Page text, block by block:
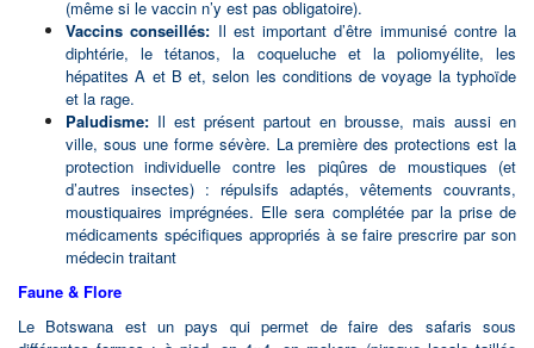
(même si le vaccin n’y est pas obligatoire).
Vaccins conseillés: Il est important d’être immunisé contre la
diphtérie, le tétanos, la coqueluche et la poliomyélite, les
hépatites A et B et, selon les conditions de voyage la typhoïde
et la rage.
Paludisme: Il est présent partout en brousse, mais aussi en
ville, sous une forme sévère. La première des protections est la
protection individuelle contre les piqûres de moustiques (et
d’autres insectes) : répulsifs adaptés, vêtements couvrants,
moustiquaires imprégnées. Elle sera complétée par la prise de
médicaments spécifiques appropriés à se faire prescrire par son
médecin traitant
Faune & Flore
Le Botswana est un pays qui permet de faire des safaris sous